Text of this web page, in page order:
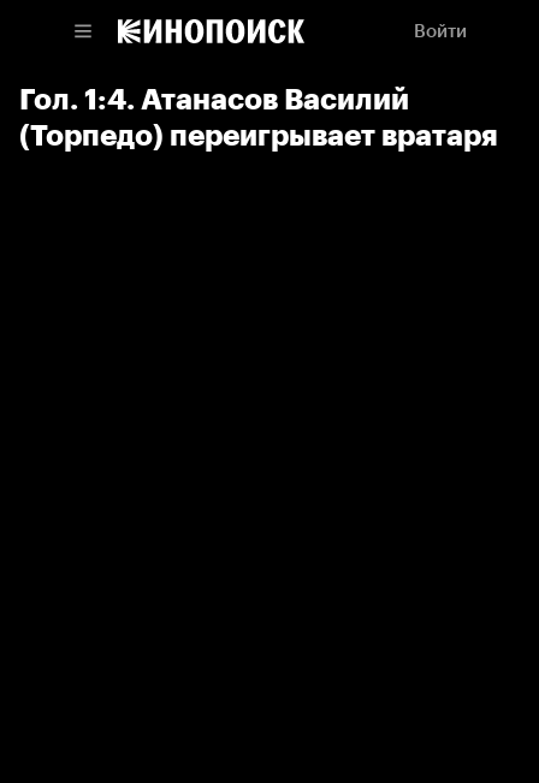
Войти
Гол. 1:4. Атанасов Василий
(Торпедо) переигрывает вратаря